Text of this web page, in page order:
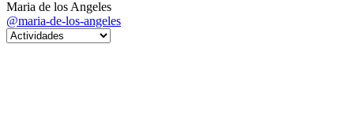
Maria de los Angeles
@maria-de-los-angeles